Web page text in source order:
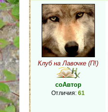
Клуб на Лавочке (П!)
соАвтор
Отличия: 61